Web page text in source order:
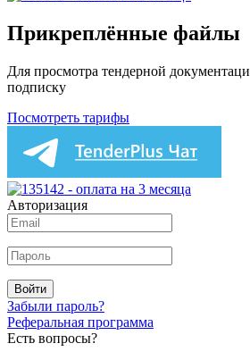
Прикреплённые файлы
Для просмотра тендерной
подписку
Посмотреть тарифы
Авторизация
Войти
Забыли пароль?
Реферальная программа
Есть вопросы?